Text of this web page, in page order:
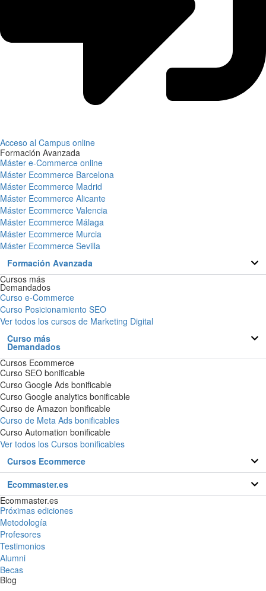
Acceso al Campus online
Formación Avanzada
Máster e-Commerce online
Máster Ecommerce Barcelona
Máster Ecommerce Madrid
Máster Ecommerce Alicante
Máster Ecommerce Valencia
Máster Ecommerce Málaga
Máster Ecommerce Murcia
Máster Ecommerce Sevilla
Formación Avanzada
Cursos más
Demandados
Curso e-Commerce
Curso Posicionamiento SEO
Ver todos los cursos de Marketing Digital
Curso más
Demandados
Cursos Ecommerce
Curso SEO bonificable
Curso Google Ads bonificable
Curso Google analytics bonificable
Curso de Amazon bonificable
Curso de Meta Ads bonificables
Curso Automation bonificable
Ver todos los Cursos bonificables
Cursos Ecommerce
Ecommaster.es
Ecommaster.es
Próximas ediciones
Metodología
Profesores
Testimonios
Alumni
Becas
Blog